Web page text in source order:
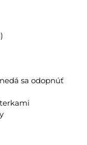
sa odopnúť